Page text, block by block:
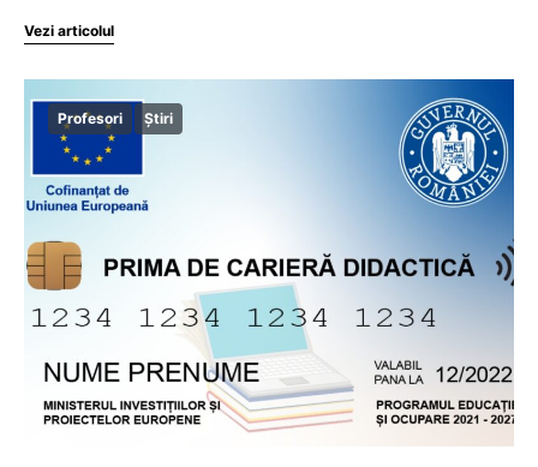
Vezi articolul
Profesori Știri